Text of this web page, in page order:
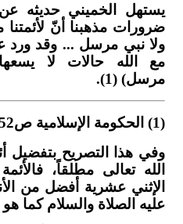
يستهل الخميني حديثه
ضرورات مذهبنا أنّ
ولا نبي مرسل ... وقد ورد
مع الله حالات لا
مرسل) (1).
(1) الحكومة الإسلامية ص52
وفي هذا التصريح بتفضيل
الله تعالى مطلقاً،
الإثني عشرية أفضل من
عليه الصلاة والسلام كما